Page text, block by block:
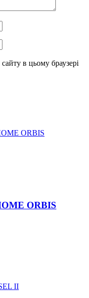
в цьому браузері
ORBIS